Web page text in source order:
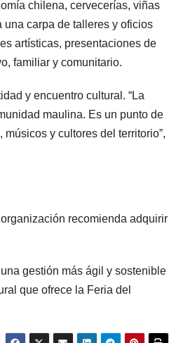
chilena, cervecerías, viñas
carpa de talleres y oficios
artísticas, presentaciones de
familiar y comunitario.
y encuentro cultural. “La
maulina. Es un punto de
y cultores del territorio”,
recomienda adquirir
gestión más ágil y sostenible
que ofrece la Feria del